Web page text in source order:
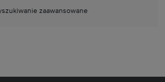
zaawansowane